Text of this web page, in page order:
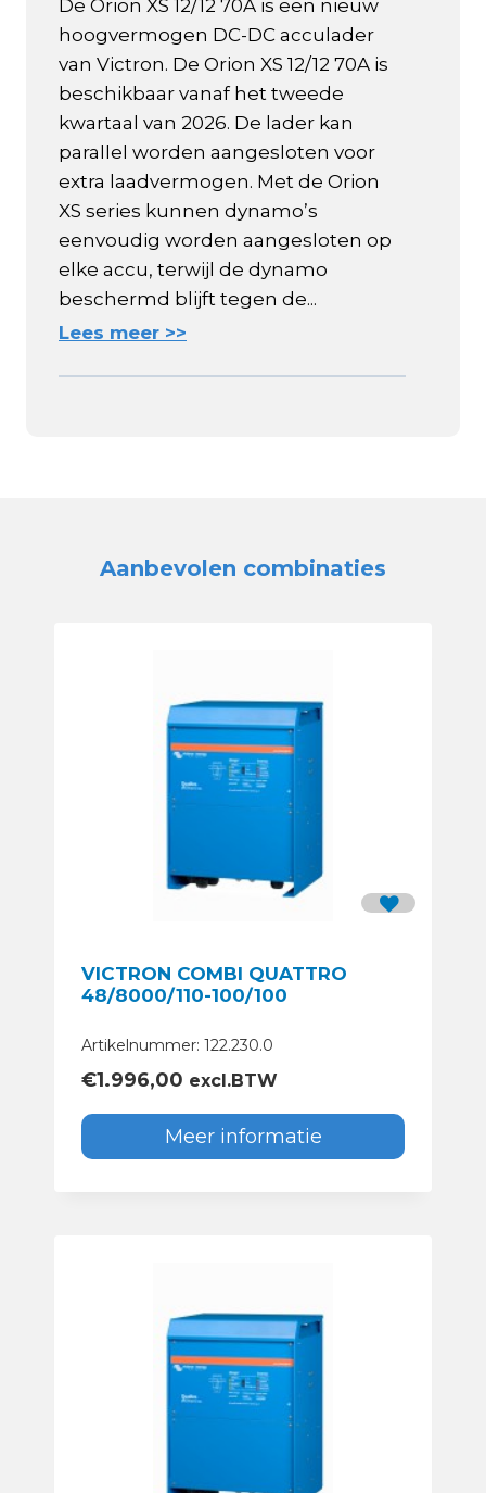
De Orion XS 12/12 70A is een nieuw
hoogvermogen DC-DC acculader
van Victron. De Orion XS 12/12 70A is
beschikbaar vanaf het tweede
kwartaal van 2026. De lader kan
parallel worden aangesloten voor
extra laadvermogen. Met de Orion
XS series kunnen dynamo’s
eenvoudig worden aangesloten op
elke accu, terwijl de dynamo
beschermd blijft tegen de...
Lees meer >>
Aanbevolen combinaties
VICTRON COMBI QUATTRO
48/8000/110-100/100
Artikelnummer: 122.230.0
€1.996,00 excl.BTW
Meer informatie